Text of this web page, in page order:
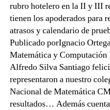
rubro hotelero en la II y III
tienen los apoderados para
atrasos y calendario de
Publicado porIgnacio
Matemática y
Alfredo Silva Santiago
representaron a nuestro
Nacional de Matemática
resultados… Además